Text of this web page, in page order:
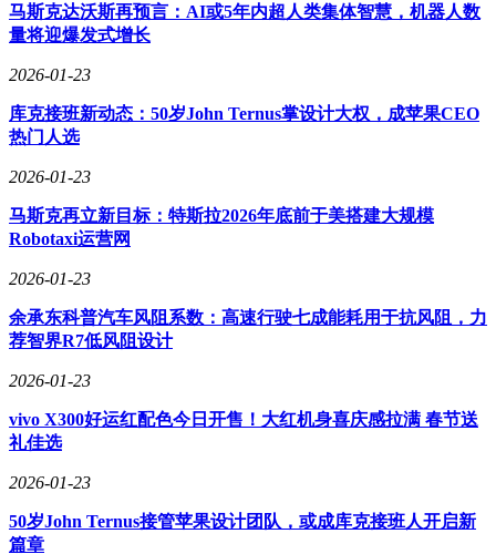
马斯克达沃斯再预言：AI或5年内超人类集体智慧，机器人数
量将迎爆发式增长
2026-01-23
库克接班新动态：50岁John Ternus掌设计大权，成苹果CEO
热门人选
2026-01-23
马斯克再立新目标：特斯拉2026年底前于美搭建大规模
Robotaxi运营网
2026-01-23
余承东科普汽车风阻系数：高速行驶七成能耗用于抗风阻，力
荐智界R7低风阻设计
2026-01-23
vivo X300好运红配色今日开售！大红机身喜庆感拉满 春节送
礼佳选
2026-01-23
50岁John Ternus接管苹果设计团队，或成库克接班人开启新
篇章